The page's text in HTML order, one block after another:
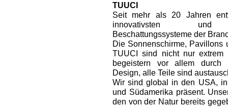
TUUCI
Seit mehr als 20 Jahren
innovativsten und
Beschattungssysteme der
Die Sonnenschirme, Pavillons
TUUCI sind nicht nur extrem
begeistern vor allem durch
Design, alle Teile sind
Wir sind global in den USA,
und Südamerika präsent.
den von der Natur bereits